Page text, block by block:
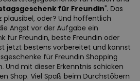
für Freundin". Das
plausibel, oder? Und hoffentlich
Angst vor der Aufgabe ein
für Freundin, beste Freundin oder
jetzt bestens vorbereitet und kannst
für Freundin Shopping
Und mit dieser Erkenntnis schicken
Shop. Viel Spaß beim Durchstöbern